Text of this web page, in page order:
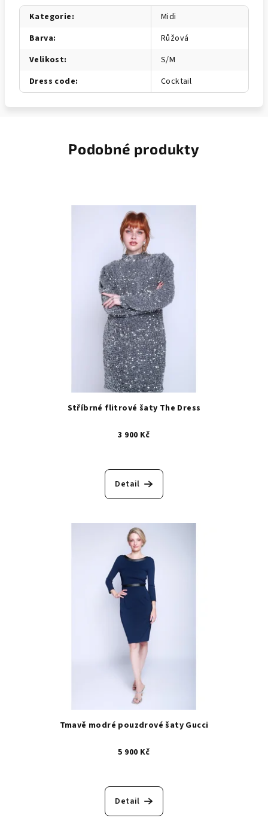
Kategorie:
Midi
Barva:
Růžová
Velikost:
S/M
Dress code: Cocktail
Podobné produkty
Stříbrné flitrové šaty The Dress
3 900 Kč
Detail
Tmavě modré pouzdrové šaty Gucci
5 900 Kč
Detail